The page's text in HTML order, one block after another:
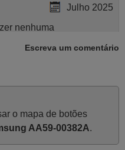
Julho 2025
nenhuma
Maio 2025
com o comando
rapidez na entrega e a
Escreva um comentário
o mapa de botões
AA59-00382A.